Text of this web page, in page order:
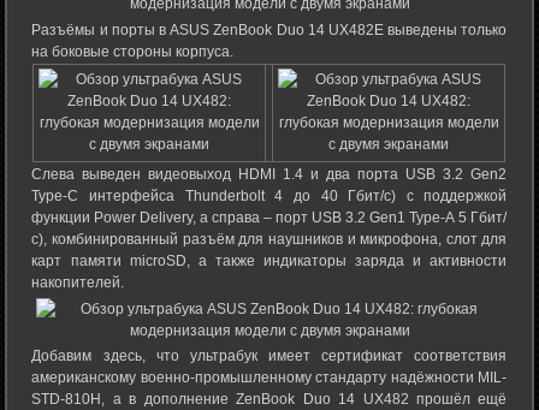
Разъёмы и порты в ASUS ZenBook Duo 14 UX482E выведены только
на боковые стороны корпуса.
Слева выведен видеовыход HDMI 1.4 и два порта USB 3.2 Gen2
Type-C интерфейса Thunderbolt 4 до 40 Гбит/с) с поддержкой
функции Power Delivery, а справа – порт USB 3.2 Gen1 Type-A 5 Гбит/
с), комбинированный разъём для наушников и микрофона, слот для
карт памяти microSD, а также индикаторы заряда и активности
накопителей.
Добавим здесь, что ультрабук имеет сертификат соответствия
американскому военно-промышленному стандарту надёжности MIL-
STD-810H, а в дополнение ZenBook Duo 14 UX482 прошёл ещё